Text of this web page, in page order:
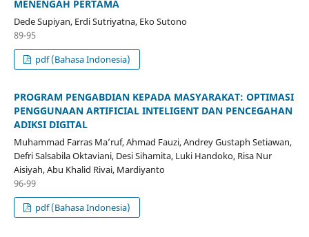
MENENGAH PERTAMA
Dede Supiyan, Erdi Sutriyatna, Eko Sutono
89-95
pdf (Bahasa Indonesia)
PROGRAM PENGABDIAN KEPADA MASYARAKAT: OPTIMASI
PENGGUNAAN ARTIFICIAL INTELIGENT DAN PENCEGAHAN
ADIKSI DIGITAL
Muhammad Farras Ma’ruf, Ahmad Fauzi, Andrey Gustaph Setiawan,
Defri Salsabila Oktaviani, Desi Sihamita, Luki Handoko, Risa Nur
Aisiyah, Abu Khalid Rivai, Mardiyanto
96-99
pdf (Bahasa Indonesia)